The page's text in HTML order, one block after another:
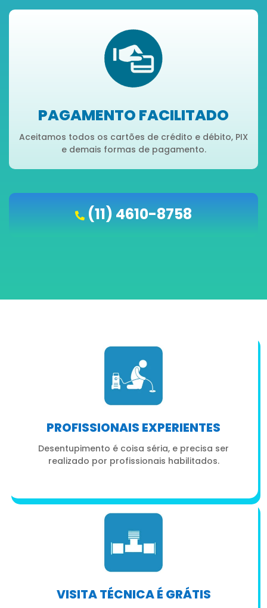
PAGAMENTO FACILITADO
Aceitamos todos os cartões de crédito e débito, PIX
e demais formas de pagamento.
(11) 4610-8758
PROFISSIONAIS EXPERIENTES
Desentupimento é coisa séria, e precisa ser
realizado por profissionais habilitados.
VISITA TÉCNICA É GRÁTIS